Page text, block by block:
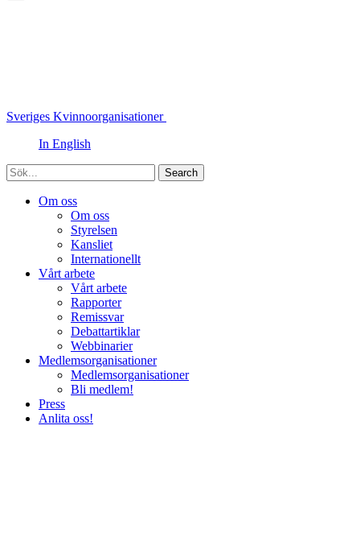
Sveriges Kvinnoorganisationer
In English
Sök
Om oss
Om oss
Styrelsen
Kansliet
Internationellt
Vårt arbete
Vårt arbete
Rapporter
Remissvar
Debattartiklar
Webbinarier
Medlemsorganisationer
Medlemsorganisationer
Bli medlem!
Press
Anlita oss!